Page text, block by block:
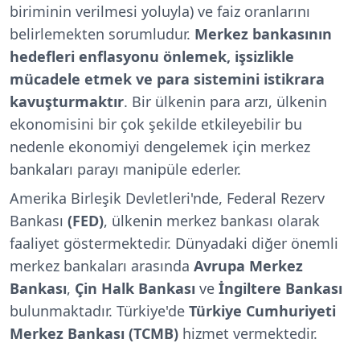
biriminin verilmesi yoluyla) ve faiz oranlarını
belirlemekten sorumludur. Merkez bankasının
hedefleri enflasyonu önlemek, işsizlikle
mücadele etmek ve para sistemini istikrara
kavuşturmaktır. Bir ülkenin para arzı, ülkenin
ekonomisini bir çok şekilde etkileyebilir bu
nedenle ekonomiyi dengelemek için merkez
bankaları parayı manipüle ederler.
Amerika Birleşik Devletleri'nde, Federal Rezerv
Bankası (FED), ülkenin merkez bankası olarak
faaliyet göstermektedir. Dünyadaki diğer önemli
merkez bankaları arasında Avrupa Merkez
Bankası, Çin Halk Bankası ve İngiltere Bankası
bulunmaktadır. Türkiye'de Türkiye Cumhuriyeti
Merkez Bankası (TCMB) hizmet vermektedir.